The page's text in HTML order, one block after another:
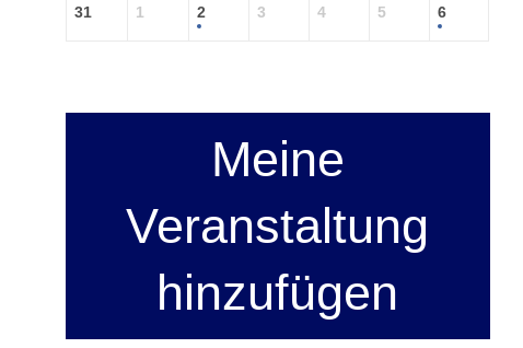
31 1 2 3 4 5 6
Meine
Veranstaltung
hinzufügen